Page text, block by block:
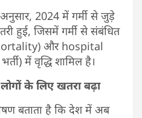
2024 में गर्मी से जुड़े
हुई, जिसमें गर्मी से संबंधित
और hospital
में वृद्धि शामिल है।
के लिए खतरा बढ़ा
बताता है कि देश में अब